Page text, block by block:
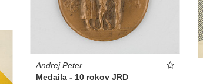
Andrej Peter
Medaila - 10 rokov JRD